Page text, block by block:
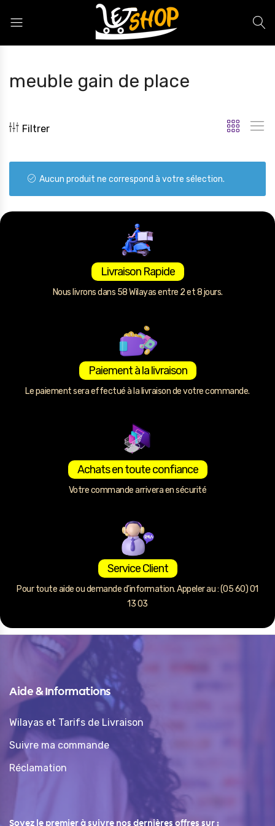
meuble gain de place
Filtrer
Aucun produit ne correspond à votre sélection.
Livraison Rapide
Nous livrons dans 58 Wilayas entre 2 et 8 jours.
Paiement à la livraison
Le paiement sera effectué à la livraison de votre commande.
Achats en toute confiance
Votre commande arrivera en sécurité
Service Client
Pour toute aide ou demande d’information. Appeler au : (05 60) 01
13 03
Aide & Informations
Wilayas et Tarifs de Livraison
Suivre ma commande
Réclamation
Soyez le premier à suivre nos dernières offres sur :